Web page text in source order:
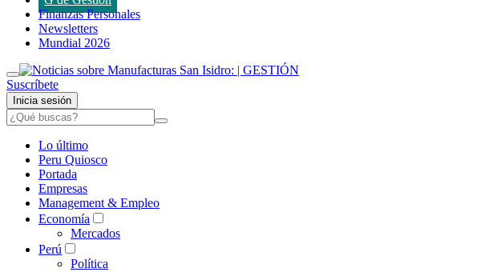
Finanzas Personales
Newsletters
Mundial 2026
Suscríbete
Inicia sesión
Lo último
Peru Quiosco
Portada
Empresas
Management & Empleo
Economía
Mercados
Perú
Política